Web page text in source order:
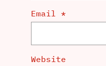
Email *
Website